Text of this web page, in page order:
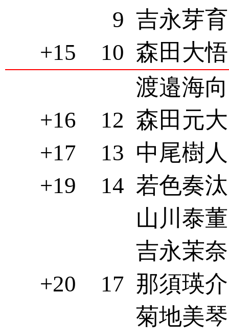
9 吉永芽
+15
10 森田大
渡邉海
+16
12 森田元
+17
13 中尾樹
+19
14 若色奏
山川泰
吉永茉
+20
17 那須瑛
菊地美